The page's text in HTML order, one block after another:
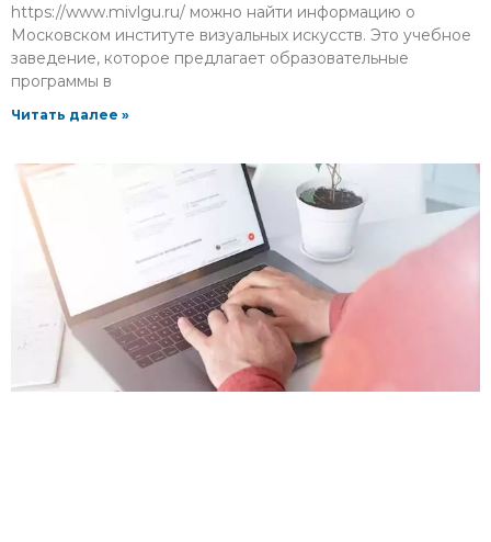
https://www.mivlgu.ru/ можно найти информацию о
Московском институте визуальных искусств. Это учебное
заведение, которое предлагает образовательные
программы в
Читать далее »